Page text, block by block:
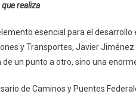
LOGÍSTICA
EFICIENTE
QUE
EN
realiza
esencial para el
y Transportes, Javier
un punto a otro, sino una
de Caminos y Puentes